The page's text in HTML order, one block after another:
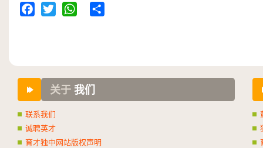
关于 我们
联系我们
诚聘英才
育才独中网站版权声明